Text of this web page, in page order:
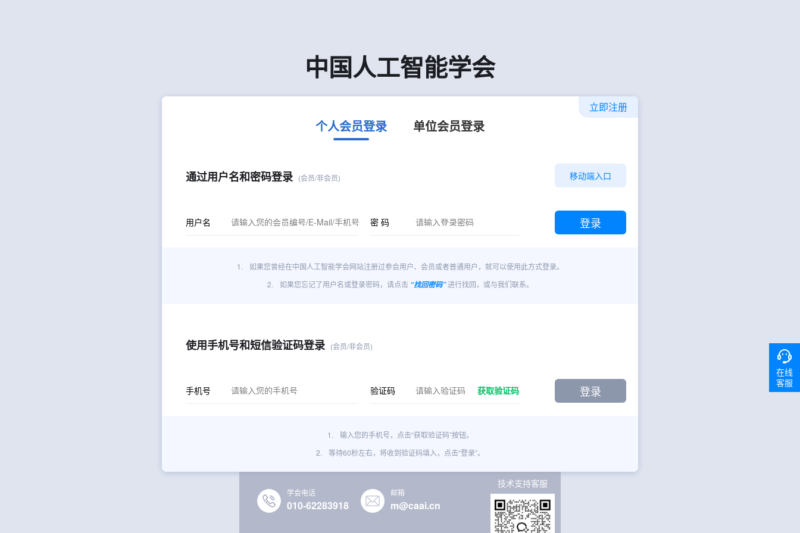
中国人工智能学会
立即注册
个人会员登录 单位会员登录
移动端入口
通过用户名和密码登录 (会员/非会员)
用户名 密 码
1.
如果您曾经在中国人工智能学会网站注册过参会用户、会员或者普通用户，就可以使用此方式登录。
2.
如果您忘记了用户名或登录密码，请点击 “找回密码”进行找回，或与我们联系。
使用手机号和短信验证码登录 (会员/非会员)
手机号 验证码 获取验证码
1.
输入您的手机号，点击“获取验证码”按钮。
2.
等待60秒左右，将收到验证码填入，点击“登录”。
学会电话
010-62283918
邮箱
m@caai.cn
技术支持客服
在线
客服